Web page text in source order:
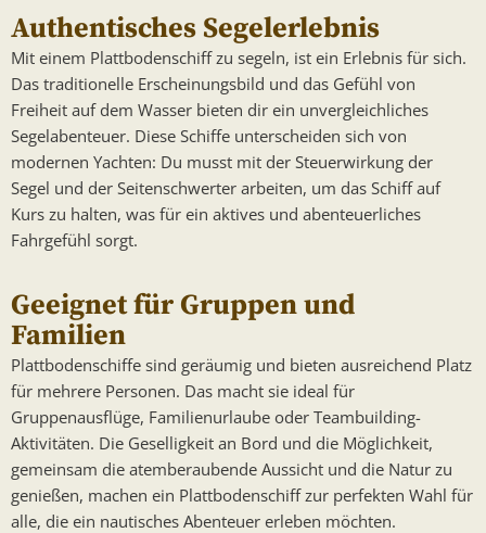
Authentisches Segelerlebnis
Mit einem Plattbodenschiff zu segeln, ist ein Erlebnis für sich.
Das traditionelle Erscheinungsbild und das Gefühl von
Freiheit auf dem Wasser bieten dir ein unvergleichliches
Segelabenteuer. Diese Schiffe unterscheiden sich von
modernen Yachten: Du musst mit der Steuerwirkung der
Segel und der Seitenschwerter arbeiten, um das Schiff auf
Kurs zu halten, was für ein aktives und abenteuerliches
Fahrgefühl sorgt.
Geeignet für Gruppen und
Familien
Plattbodenschiffe sind geräumig und bieten ausreichend Platz
für mehrere Personen. Das macht sie ideal für
Gruppenausflüge, Familienurlaube oder Teambuilding-
Aktivitäten. Die Geselligkeit an Bord und die Möglichkeit,
gemeinsam die atemberaubende Aussicht und die Natur zu
genießen, machen ein Plattbodenschiff zur perfekten Wahl für
alle, die ein nautisches Abenteuer erleben möchten.